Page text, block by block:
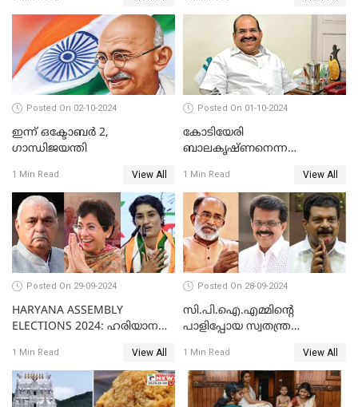
കോൺഗ്രസ് സർക്കാർ..
Posted On 02-10-2024
ഇന്ന് ഒക്ടോബര്‍ 2,
ഗാന്ധിജയന്തി
1 Min Read View All
Posted On 01-10-2024
കോടിയേരി
ബാലകൃഷ്ണനെന്ന
ഇന്നേക്ക് 2 വര്‍ഷം
1 Min Read View All
Posted On 29-09-2024
HARYANA ASSEMBLY
ELECTIONS 2024: ഹരിയാന
ബലവും ദൗർബല്യവും
1 Min Read View All
Posted On 28-09-2024
സി.പി.ഐ.എമ്മിൻ്റെ
പാളിപ്പോയ സ്വതന്ത്ര
1 Min Read View All